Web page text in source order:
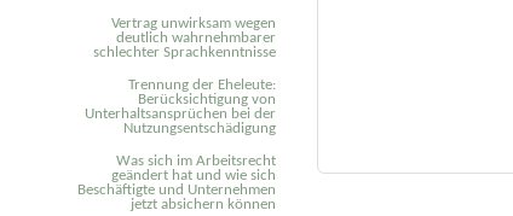
Vertrag unwirksam wegen
deutlich wahrnehmbarer
schlechter Sprachkenntnisse
Trennung der Eheleute:
Berücksichtigung von
Unterhaltsansprüchen bei der
Nutzungsentschädigung
Was sich im Arbeitsrecht
geändert hat und wie sich
Beschäftigte und Unternehmen
jetzt absichern können